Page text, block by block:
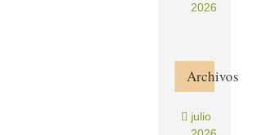
2026
Archivos
julio